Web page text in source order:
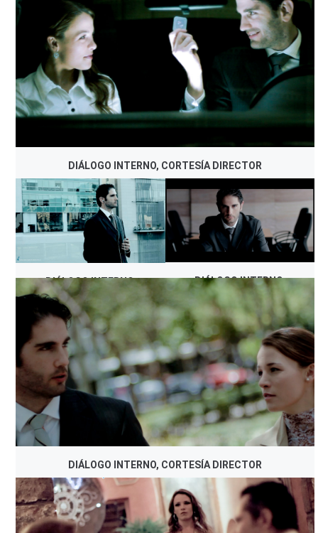
DIÁLOGO INTERNO, CORTESÍA DIRECTOR
DIÁLOGO INTERNO,
CORTESÍA DIRECTOR
DIÁLOGO INTERNO,
CORTESÍA DIRECTOR
DIÁLOGO INTERNO, CORTESÍA DIRECTOR